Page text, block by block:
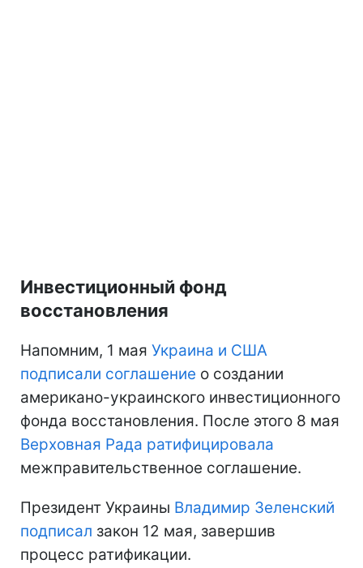
Инвестиционный фонд
восстановления
Напомним, 1 мая Украина и США
подписали соглашение о создании
американо-украинского инвестиционного
фонда восстановления. После этого 8 мая
Верховная Рада ратифицировала
межправительственное соглашение.
Президент Украины Владимир Зеленский
подписал закон 12 мая, завершив
процесс ратификации.